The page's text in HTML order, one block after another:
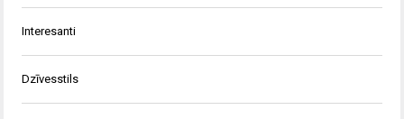
Interesanti
Dzīvesstils